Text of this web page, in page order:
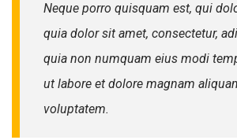
Enter your email address for our
keep your self our lastest
Neque porro quisquam est, qui
quia dolor sit amet, consectetur,
quia non numquam eius modi
ut labore et dolore magnam
voluptatem.